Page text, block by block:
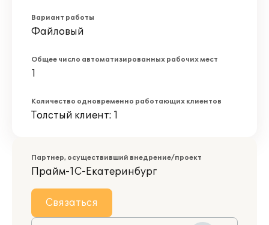
Вариант работы
Файловый
Общее число автоматизированных рабочих мест
1
Количество одновременно работающих клиентов
Толстый клиент: 1
Партнер, осуществивший внедрение/проект
Прайм-1С-Екатеринбург
Связаться